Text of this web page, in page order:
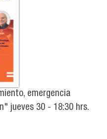
emergencia
jueves 30 - 18:30 hrs.